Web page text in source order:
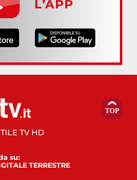
L’APP
TV HD
su:
TERRESTRE